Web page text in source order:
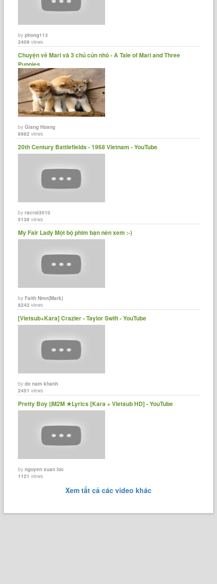
byphong113
2409 views
Chuyện về Mari và 3 chú cún nhỏ - A Tale of Mari and Three
Puppies......
byGiang Hoang
8982 views
20th Century Battlefields - 1968 Vietnam - YouTube
byracroi3010
5138 views
My Fair Lady Một bộ phim bạn nên xem :-)
byFaith Nmn(Mark)
8242 views
[Vietsub+Kara] Crazier - Taylor Swift - YouTube
bydo nam khanh
2451 views
Pretty Boy ||M2M ★Lyrics [Kara + Vietsub HD] - YouTube
bynguyen xuan loc
1121 views
Xem tất cả các video khác